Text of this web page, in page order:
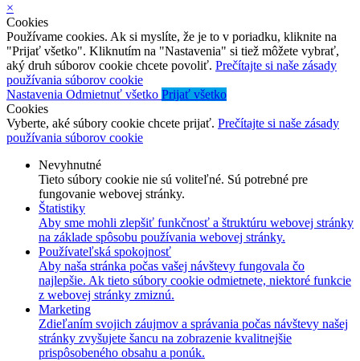
×
Cookies
Používame cookies. Ak si myslíte, že je to v poriadku, kliknite na
"Prijať všetko". Kliknutím na "Nastavenia" si tiež môžete vybrať,
aký druh súborov cookie chcete povoliť. Prečítajte si naše zásady
používania súborov cookie
Nastavenia Odmietnuť všetko Prijať všetko
Cookies
Vyberte, aké súbory cookie chcete prijať. Prečítajte si naše zásady
používania súborov cookie
Nevyhnutné
Tieto súbory cookie nie sú voliteľné. Sú potrebné pre
fungovanie webovej stránky.
Štatistiky
Aby sme mohli zlepšiť funkčnosť a štruktúru webovej stránky
na základe spôsobu používania webovej stránky.
Používateľská spokojnosť
Aby naša stránka počas vašej návštevy fungovala čo
najlepšie. Ak tieto súbory cookie odmietnete, niektoré funkcie
z webovej stránky zmiznú.
Marketing
Zdieľaním svojich záujmov a správania počas návštevy našej
stránky zvyšujete šancu na zobrazenie kvalitnejšie
prispôsobeného obsahu a ponúk.